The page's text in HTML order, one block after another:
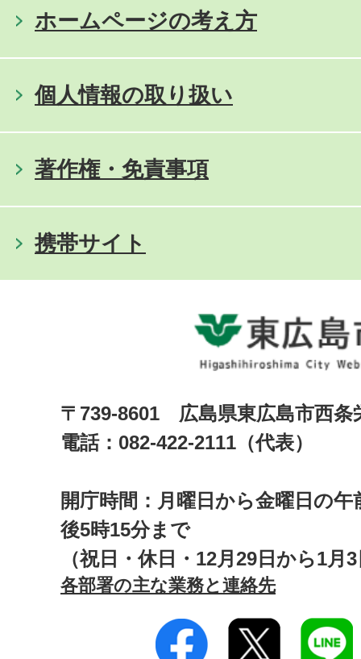
ホームページの考え方
個人情報の取り扱い
著作権・免責事項
携帯サイト
〒739-8601 広島県東広島市西
電話：082-422-2111（代表）
開庁時間：月曜日から金曜日の午
後5時15分まで
（祝日・休日・12月29日から1月
各部署の主な業務と連絡先